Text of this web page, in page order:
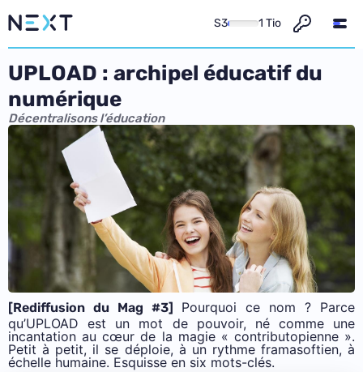
S3 1 Tio
UPLOAD : archipel éducatif du
numérique
Décentralisons l’éducation
[Rediffusion du Mag #3] Pourquoi ce nom ? Parce
qu’UPLOAD est un mot de pouvoir, né comme une
incantation au cœur de la magie « contributopienne ».
Petit à petit, il se déploie, à un rythme framasoftien, à
échelle humaine. Esquisse en six mots-clés.